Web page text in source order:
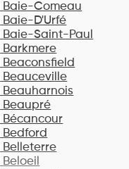
Baie-Comeau
Baie-D'Urfé
Baie-Saint-Paul
Barkmere
Beaconsfield
Beauceville
Beauharnois
Beaupré
Bécancour
Bedford
Belleterre
Beloeil